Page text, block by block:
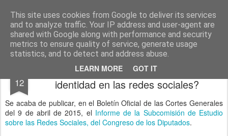
This site uses cookies from Google to deliver its services
and to analyze traffic. Your IP address and user-agent are
shared with Google along with performance and security
metrics to ensure quality of service, generate usage
statistics, and to detect and address abuse.
LEARN MORE GOT IT
menos tecnología y más pedagogía conceptos y reflexiones sobre la sociedad de la información
Pages
12
¿debe ser delito la suplantación de
identidad en las redes sociales?
Se acaba de publicar, en el Boletín Oficial de las Cortes Generales
del 9 de abril de 2015, el Informe de la Subcomisión de Estudio
sobre las Redes Sociales, del Congreso de los Diputados.